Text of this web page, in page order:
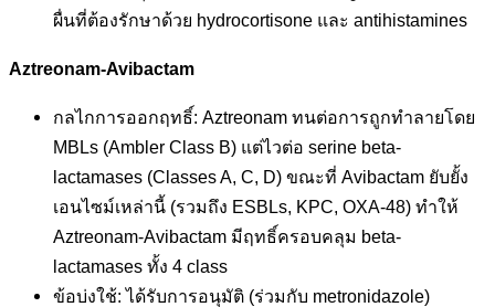
ผื่นที่ต้องรักษาด้วย hydrocortisone และ antihistamines
Aztreonam-Avibactam
กลไกการออกฤทธิ์: Aztreonam ทนต่อการถูกทำลายโดย
MBLs (Ambler Class B) แต่ไวต่อ serine beta-
lactamases (Classes A, C, D) ขณะที่ Avibactam ยับยั้ง
เอนไซม์เหล่านี้ (รวมถึง ESBLs, KPC, OXA-48) ทำให้
Aztreonam-Avibactam มีฤทธิ์ครอบคลุม beta-
lactamases ทั้ง 4 class
ข้อบ่งใช้: ได้รับการอนุมัติ (ร่วมกับ metronidazole)